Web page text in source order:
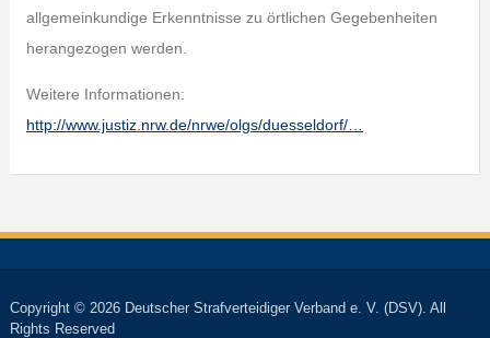
allgemeinkundige Erkenntnisse zu örtlichen Gegebenheiten
herangezogen werden.
Weitere Informationen:
http://www.justiz.nrw.de/nrwe/olgs/duesseldorf/…
Copyright © 2026 Deutscher Strafverteidiger Verband e. V. (DSV). All
Rights Reserved